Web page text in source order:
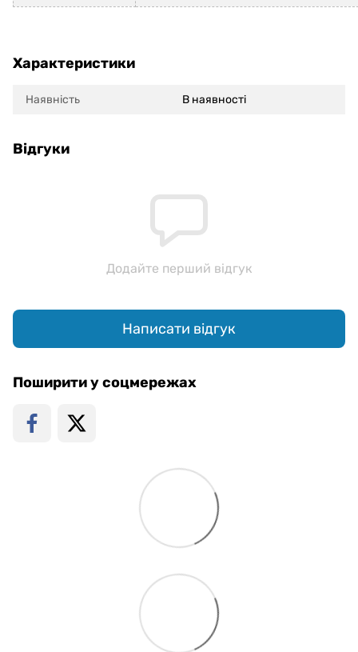
Характеристики
Наявність В наявності
Відгуки
Додайте перший відгук
Написати відгук
Поширити у соцмережах